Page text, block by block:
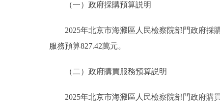
（一）政府採購預算説明
2025年北京市海澱區人民檢察院部門政府採購
服務預算827.42萬元。
（二）政府購買服務預算説明
2025年北京市海澱區人民檢察院部門政府購